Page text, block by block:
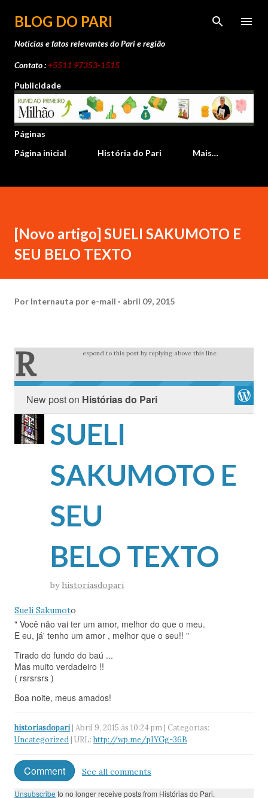
Pular para o conteúdo principal
BLOG DO PARI
Noticias e fatos relevantes do Pari e região
Contato :+5511 97353-1515
Publicidade
Páginas
Página inicial
História do Pari Mais…
[Novo artigo] SUELI SAKUMOTO E
SEU BELO TEXTO
Por Internauta por e-mail abril 09, 2015
R espond to this post by replying above this line
New post on Histórias do Pari
SUELI
SAKUMOTO E
SEU
BELO TEXTO
by historiasdopari
Sueli Sakumoto
" Você não vai ter um amor, melhor do que o meu.
E eu, já' tenho um amor , melhor que o seu!! "
Tirado do fundo do baú ...
Mas muito verdadeiro !!
( rsrsrsrs )
Boa noite, meus amados!
historiasdopari| Abril 9, 2015 às 10:24 pm | Categorias:
Uncategorized | URL: http://wp.me/pIYGg-36B
Comment See all comments
Unsubscribe to no longer receive posts from Histórias do Pari.